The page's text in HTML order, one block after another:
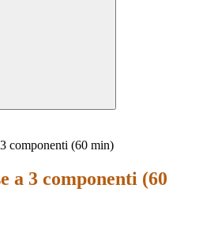
componenti (60 min)
a 3 componenti (60